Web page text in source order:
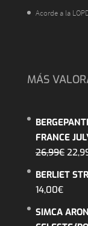
Acorde a la
MÁS
FRANCE
26,99€ El
BERLIET
14,00€
SIMCA